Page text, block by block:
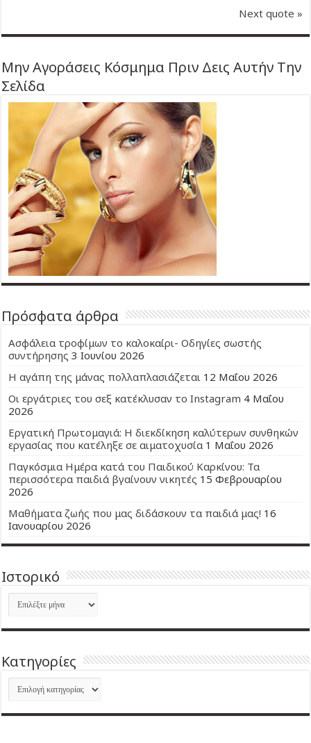
Next quote »
Μην Αγοράσεις Κόσμημα Πριν Δεις Αυτήν Την
Σελίδα
Πρόσφατα άρθρα
Ασφάλεια τροφίμων το καλοκαίρι- Οδηγίες σωστής
συντήρησης 3 Ιουνίου 2026
Η αγάπη της μάνας πολλαπλασιάζεται 12 Μαΐου 2026
Οι εργάτριες του σεξ κατέκλυσαν το Instagram 4 Μαΐου
2026
Εργατική Πρωτομαγιά: Η διεκδίκηση καλύτερων συνθηκών
εργασίας που κατέληξε σε αιματοχυσία 1 Μαΐου 2026
Παγκόσμια Ημέρα κατά του Παιδικού Καρκίνου: Τα
περισσότερα παιδιά βγαίνουν νικητές 15 Φεβρουαρίου
2026
Μαθήματα ζωής που μας διδάσκουν τα παιδιά μας! 16
Ιανουαρίου 2026
Ιστορικό
Ιστορικό
Kατηγορίες
Kατηγορίες